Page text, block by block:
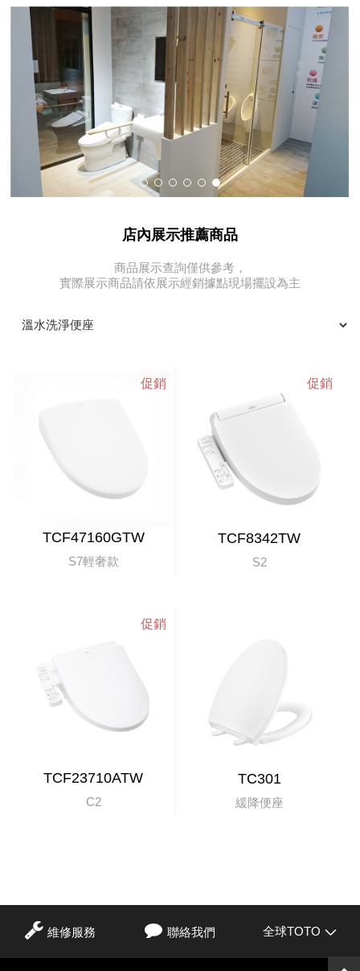
店內展示推薦商品
商品展示查詢僅供參考，
實際展示商品請依展示經銷據點現場擺設為主
TCF47160GTW
S7輕奢款
TCF8342TW
S2
TCF23710ATW
C2
TC301
緩降便座
維修服務 聯絡我們 全球TOTO